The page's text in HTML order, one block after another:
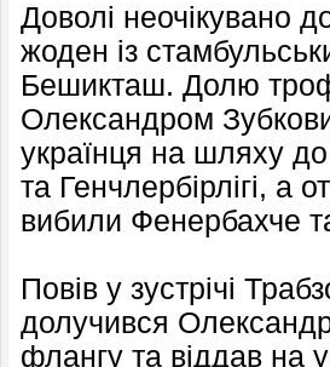
Доволі неочікувано
жоден із
Бешикташ. Долю
Олександром
українця на шляху
та Генчлербірлігі,
вибили Фенербахче
Повів у зустрічі
долучився
флангу та віддав на